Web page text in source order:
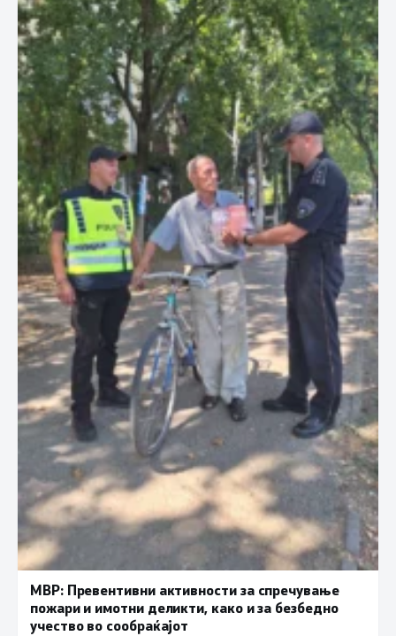
МВР: Превентивни активности за спречување
пожари и имотни деликти, како и за безбедно
учество во сообраќајот